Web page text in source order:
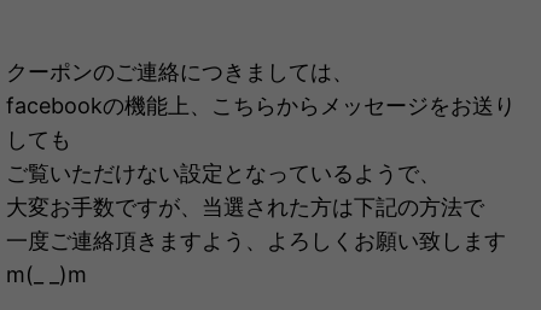
クーポンのご連絡につきましては、
facebookの機能上、こちらからメッセージをお送り
しても
ご覧いただけない設定となっているようで、
大変お手数ですが、当選された方は下記の方法で
一度ご連絡頂きますよう、よろしくお願い致します
m(_ _)m